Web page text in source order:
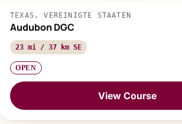
TEXAS, VEREINIGTE STAATEN
Audubon DGC
23 mi / 37 km SE
OPEN
View Course